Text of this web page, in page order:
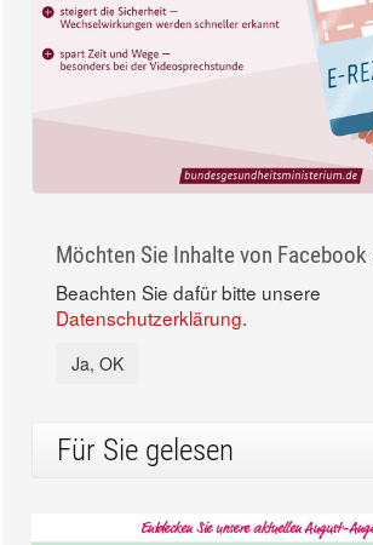
Möchten Sie Inhalte von Facebook
Beachten Sie dafür bitte unsere
Datenschutzerklärung.
Ja, OK
Für Sie gelesen